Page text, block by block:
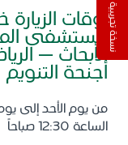
أوقات
مستشفى
الأبحاث –
أجنحة التنويم
الساعة 12:30 صباحاً
نسخة تجريبية